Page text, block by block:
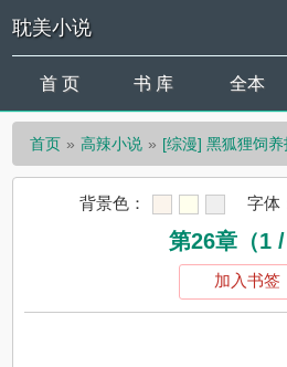
耽美小说
首 页 书 库 全本
首页 高辣小说 [综漫] 黑狐狸饲
背景色： 字体
第26章（1 /
加入书签